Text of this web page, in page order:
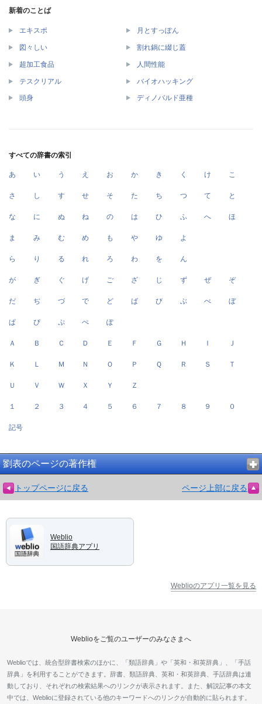
新着のことば
エキスポ 月とすっぽん
図々しい 割れ鍋に綴じ蓋
超加工食品 人間性能
テスクリアル バイオハッキング
頭身 ディノバルド亜種
すべての辞書の索引
あ い う え お か き く け こ
さ し す せ そ た ち つ て と
な に ぬ ね の は ひ ふ へ ほ
ま み む め も や ゆ よ
ら り る れ ろ わ を ん
が ぎ ぐ げ ご ざ じ ず ぜ ぞ
だ ぢ づ で ど ば び ぶ べ ぼ
ぱ ぴ ぷ ぺ ぽ
Ａ Ｂ Ｃ Ｄ Ｅ Ｆ Ｇ Ｈ Ｉ Ｊ
Ｋ Ｌ Ｍ Ｎ Ｏ Ｐ Ｑ Ｒ Ｓ Ｔ
Ｕ Ｖ Ｗ Ｘ Ｙ Ｚ
１ ２ ３ ４ ５ ６ ７ ８ ９ ０
記号
劉表のページの著作権
トップページに戻る ページ上部に戻る
Weblio
国語辞典アプリ
Weblioのアプリ一覧を見る
Weblioをご覧のユーザーのみなさまへ
Weblioでは、統合型辞書検索のほかに、「類語辞典」や「英和・和英辞典」、「手話
辞典」を利用することができます。辞書、類語辞典、英和・和英辞典、手話辞典は連
動しており、それぞれの検索結果へのリンクが表示されます。また、解説記事の本文
中では、Weblioに登録されている他のキーワードへのリンクが自動的に貼られます。